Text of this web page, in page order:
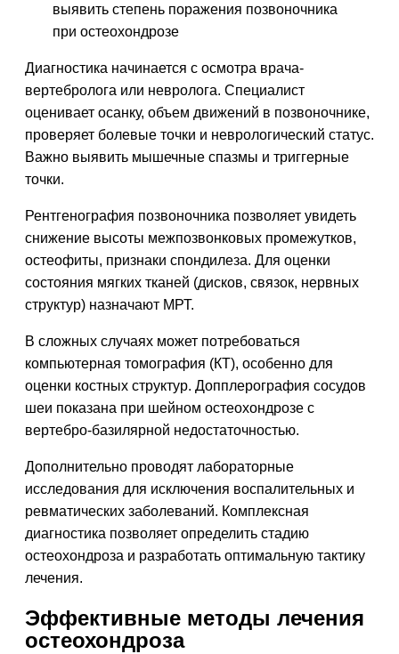
выявить степень поражения позвоночника
при остеохондрозе
Диагностика начинается с осмотра врача-
вертебролога или невролога. Специалист
оценивает осанку, объем движений в позвоночнике,
проверяет болевые точки и неврологический статус.
Важно выявить мышечные спазмы и триггерные
точки.
Рентгенография позвоночника позволяет увидеть
снижение высоты межпозвонковых промежутков,
остеофиты, признаки спондилеза. Для оценки
состояния мягких тканей (дисков, связок, нервных
структур) назначают МРТ.
В сложных случаях может потребоваться
компьютерная томография (КТ), особенно для
оценки костных структур. Допплерография сосудов
шеи показана при шейном остеохондрозе с
вертебро-базилярной недостаточностью.
Дополнительно проводят лабораторные
исследования для исключения воспалительных и
ревматических заболеваний. Комплексная
диагностика позволяет определить стадию
остеохондроза и разработать оптимальную тактику
лечения.
Эффективные методы лечения
остеохондроза